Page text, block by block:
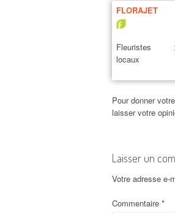
FLORAJET
Fleuristes
locaux
Pour donner
laisser votre
Laisser un
Votre adresse e-
Commentaire *